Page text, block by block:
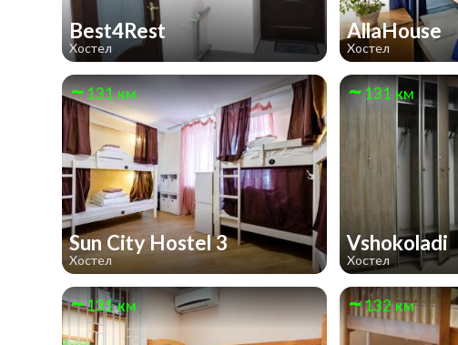
Best4Rest
Хостел
AllaHouse
Хостел
131 км
Sun City Hostel 3
Хостел
131 км
Vshokoladi
Хостел
131 км 132 км